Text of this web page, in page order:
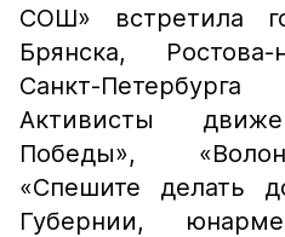
СОШ» встретила
Брянска,
Санкт-
Активисты
Победы»,
«Спешите делать
Губернии,